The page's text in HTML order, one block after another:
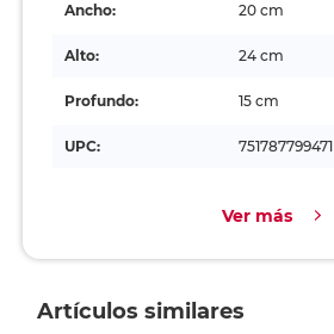
Ancho: 20 cm
Alto: 24 cm
Profundo: 15 cm
UPC: 751787799471
Ver más
Artículos similares